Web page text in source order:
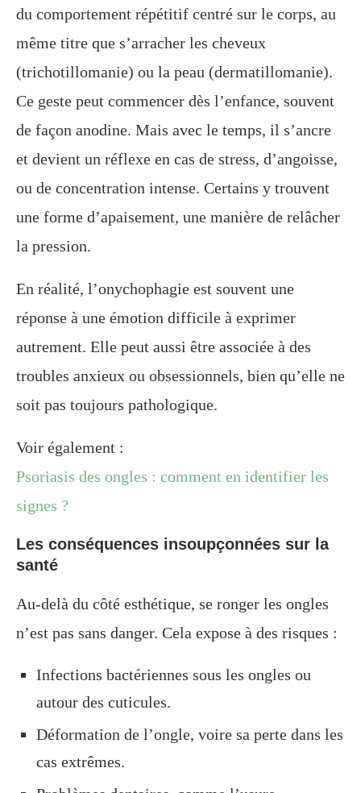
du comportement répétitif centré sur le corps, au
même titre que s’arracher les cheveux
(trichotillomanie) ou la peau (dermatillomanie).
Ce geste peut commencer dès l’enfance, souvent
de façon anodine. Mais avec le temps, il s’ancre
et devient un réflexe en cas de stress, d’angoisse,
ou de concentration intense. Certains y trouvent
une forme d’apaisement, une manière de relâcher
la pression.
En réalité, l’onychophagie est souvent une
réponse à une émotion difficile à exprimer
autrement. Elle peut aussi être associée à des
troubles anxieux ou obsessionnels, bien qu’elle ne
soit pas toujours pathologique.
Voir également :
Psoriasis des ongles : comment en identifier les
signes ?
Les conséquences insoupçonnées sur la
santé
Au-delà du côté esthétique, se ronger les ongles
n’est pas sans danger. Cela expose à des risques :
Infections bactériennes sous les ongles ou
autour des cuticules.
Déformation de l’ongle, voire sa perte dans les
cas extrêmes.